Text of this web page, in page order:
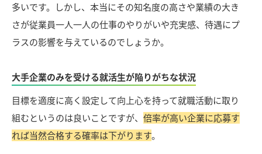
多いです。しかし、本当にその知名度の高さや業績の大き
さが従業員一人一人の仕事のやりがいや充実感、待遇にプ
ラスの影響を与えているのでしょうか。
大手企業のみを受ける就活生が陥りがちな状況
目標を適度に高く設定して向上心を持って就職活動に取り
組むというのは良いことですが、 倍率が高い企業に応募す
れば当然合格する確率は下がります。